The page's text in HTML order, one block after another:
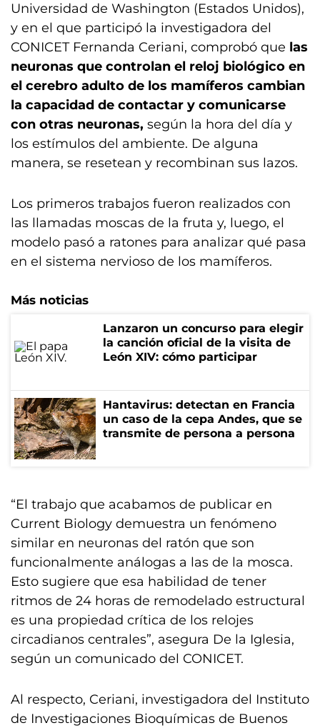
Universidad de Washington (Estados Unidos),
y en el que participó la investigadora del
CONICET Fernanda Ceriani, comprobó que las
neuronas que controlan el reloj biológico en
el cerebro adulto de los mamíferos cambian
la capacidad de contactar y comunicarse
con otras neuronas, según la hora del día y
los estímulos del ambiente. De alguna
manera, se resetean y recombinan sus lazos.
Los primeros trabajos fueron realizados con
las llamadas moscas de la fruta y, luego, el
modelo pasó a ratones para analizar qué pasa
en el sistema nervioso de los mamíferos.
Más noticias
Lanzaron un concurso para elegir
la canción oficial de la visita de
León XIV: cómo participar
Hantavirus: detectan en Francia
un caso de la cepa Andes, que se
transmite de persona a persona
“El trabajo que acabamos de publicar en
Current Biology demuestra un fenómeno
similar en neuronas del ratón que son
funcionalmente análogas a las de la mosca.
Esto sugiere que esa habilidad de tener
ritmos de 24 horas de remodelado estructural
es una propiedad crítica de los relojes
circadianos centrales”, asegura De la Iglesia,
según un comunicado del CONICET.
Al respecto, Ceriani, investigadora del Instituto
de Investigaciones Bioquímicas de Buenos